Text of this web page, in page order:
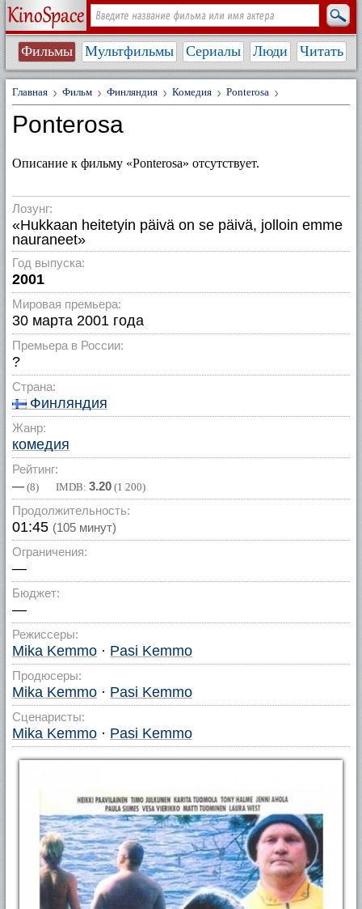
Фильмы Мультфильмы Сериалы Люди Читать
Главная Фильм Финляндия Комедия Ponterosa
Ponterosa
Описание к фильму «Ponterosa» отсутствует.
Лозунг:
«Hukkaan heitetyin päivä on se päivä, jolloin emme
nauraneet»
Год выпуска:
2001
Мировая премьера:
30 марта 2001 года
Премьера в России:
?
Страна:
Финляндия
Жанр:
комедия
Рейтинг:
— (8) IMDB: 3.20 (1 200)
Продолжительность:
01:45 (105 минут)
Ограничения:
—
Бюджет:
—
Режиссеры:
Mika Kemmo · Pasi Kemmo
Продюсеры:
Mika Kemmo · Pasi Kemmo
Сценаристы:
Mika Kemmo · Pasi Kemmo